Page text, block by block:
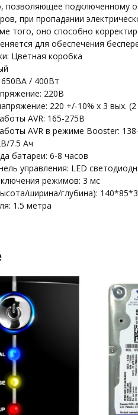
позволяющее подключенному
при пропадании
того, оно способно
для обеспечения
Цветная коробка
/ 400Вт
220В
220 +/-10% x 3 вых. (2
AVR: 165-275В
AVR в режиме Booster:
7.5 Ач
батареи: 6-8 часов
управления: LED
режимов: 3 мс
ширина/глубина):
1.5 метра